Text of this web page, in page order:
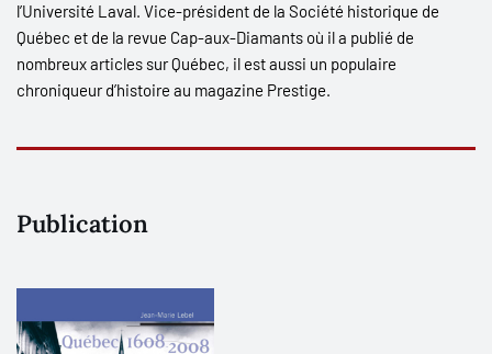
l’Université Laval. Vice-président de la Société historique de
Québec et de la revue Cap-aux-Diamants où il a publié de
nombreux articles sur Québec, il est aussi un populaire
chroniqueur d’histoire au magazine Prestige.
Publication